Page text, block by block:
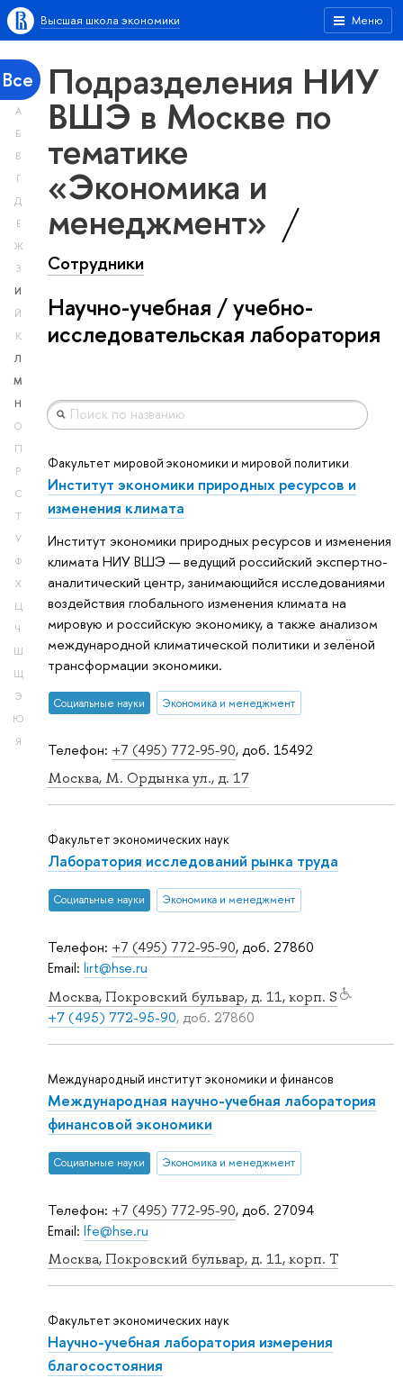
Меню
Высшая школа экономики
Все
А
Б
В
Г
Д
Е
Ж
З
И
Й
К
Л
М
Н
О
П
Р
С
Т
У
Ф
Х
Ц
Ч
Ш
Щ
Э
Ю
Я
Подразделения НИУ
ВШЭ в Москве по
тематике
«Экономика и
менеджмент»
Сотрудники
Научно-учебная / учебно-
исследовательская лаборатория
Телефон: +7 (495) 772-95-90, доб. 15492
Москва, М. Ордынка ул., д. 17
Факультет мировой экономики и мировой политики
Институт экономики природных ресурсов и
изменения климата
Институт экономики природных ресурсов и изменения
климата НИУ ВШЭ — ведущий российский экспертно-
аналитический центр, занимающийся исследованиями
воздействия глобального изменения климата на
мировую и российскую экономику, а также анализом
международной климатической политики и зелёной
трансформации экономики.
Социальные науки Экономика и менеджмент
Телефон: +7 (495) 772-95-90, доб. 27860
Email: lirt@hse.ru
Москва, Покровский бульвар, д. 11, корп. S
+7 (495) 772-95-90, доб. 27860
Факультет экономических наук
Лаборатория исследований рынка труда
Социальные науки Экономика и менеджмент
Телефон: +7 (495) 772-95-90, доб. 27094
Email: lfe@hse.ru
Москва, Покровский бульвар, д. 11, корп. T
Международный институт экономики и финансов
Международная научно-учебная лаборатория
финансовой экономики
Социальные науки Экономика и менеджмент
Факультет экономических наук
Научно-учебная лаборатория измерения
благосостояния